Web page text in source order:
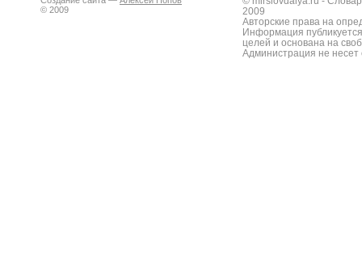
© 2009
2009
Авторские права на
Информация
целей и основана на
Администрация не несет